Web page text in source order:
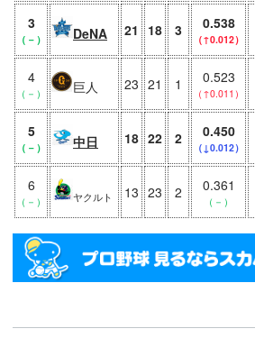
3
（－） DeNA 21 18 3 0.538
（↑0.012）
4
（－） 巨人 23 21 1 0.523
（↑0.011）
5
（－） 中日 18 22 2 0.450
（↓0.012）
6
（－） ヤクルト 13 23 2 0.361
（－）